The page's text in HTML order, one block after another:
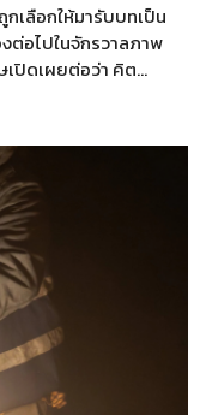
กเลือกให้มารับบทเป็น
ต่อไปในจักรวาลภาพ
เปิดเผยต่อว่า คิต…